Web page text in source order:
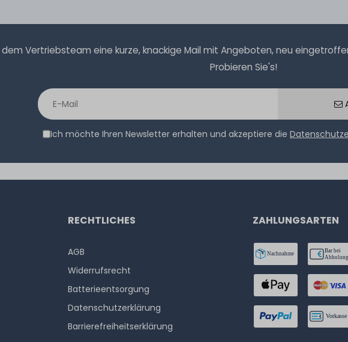
Vertriebsteam eine kurze, knackige Mail mit Angeboten, neu
Probieren Sie's!
Ich möchte Ihren Newsletter erhalten und akzeptiere die
RECHTLICHES
AGB
Widerrufs­recht
Batterieentsorgung
Datenschutzerklärung
Barrierefreiheitserklärung
ZAHLUNGSARTEN